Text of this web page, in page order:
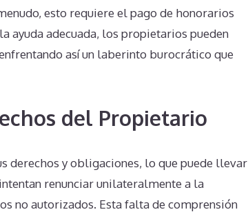
esto requiere el pago de honorarios
ayuda adecuada, los propietarios pueden
así un laberinto burocrático que
del Propietario
derechos y obligaciones, lo que puede llevar
renunciar unilateralmente a la
no autorizados. Esta falta de comprensión